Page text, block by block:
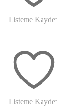
Listeme Kaydet
Listeme Kaydet